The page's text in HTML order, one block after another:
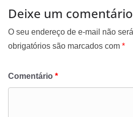
Deixe um comentário
O seu endereço de e-mail não
obrigatórios são marcados com *
Comentário *